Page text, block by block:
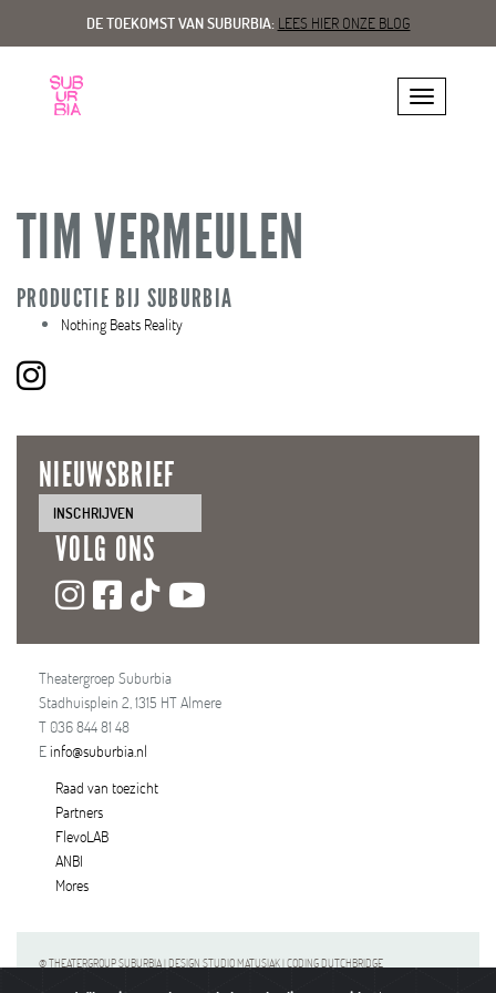
DE TOEKOMST VAN SUBURBIA: LEES HIER ONZE BLOG
Toggle
TIM VERMEULEN
PRODUCTIE BIJ SUBURBIA
Nothing Beats Reality
NIEUWSBRIEF
INSCHRIJVEN
VOLG ONS
Theatergroep Suburbia
Stadhuisplein 2, 1315 HT Almere
T 036 844 81 48
Einfo@suburbia.nl
Raad van toezicht
Partners
FlevoLAB
ANBI
Mores
© THEATERGROUP SUBURBIA | DESIGN STUDIO MATUSIAK | CODING DUTCHBRIDGE